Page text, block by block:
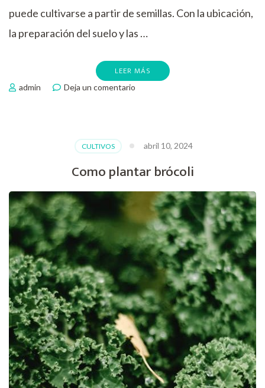
puede cultivarse a partir de semillas. Con la ubicación,
la preparación del suelo y las …
LEER MÁS
admin Deja un comentario
plantar
trigueros
éxito
CULTIVOS abril 10, 2024
Como plantar brócoli